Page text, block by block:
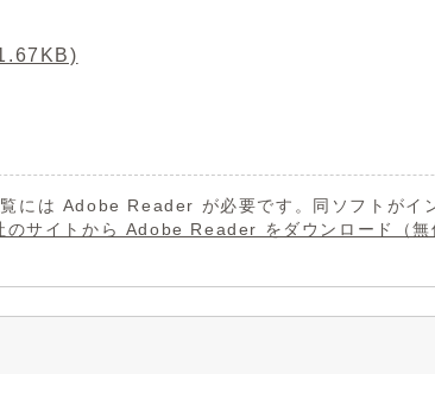
には Adobe Reader が必要です。同ソフトがイ
サイトから Adobe Reader をダウンロード（無